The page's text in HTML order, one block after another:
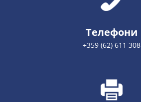
Телефони
+359 (62) 611 308